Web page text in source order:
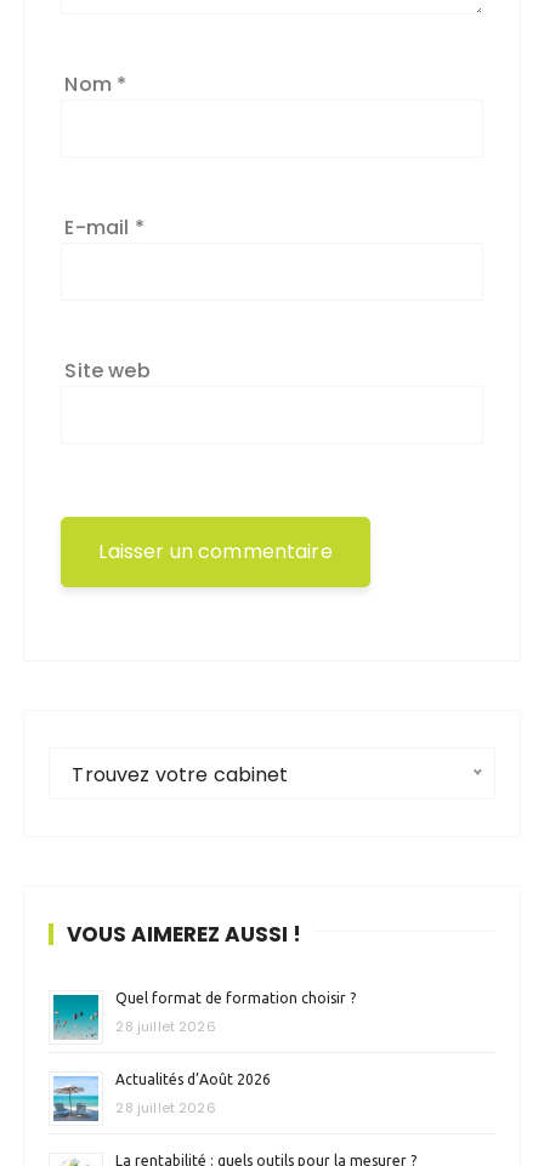
Nom *
E-mail *
Site web
Trouvez votre cabinet
VOUS AIMEREZ AUSSI !
Quel format de formation choisir ?
28 juillet 2026
Actualités d’Août 2026
28 juillet 2026
La rentabilité : quels outils pour la mesurer ?